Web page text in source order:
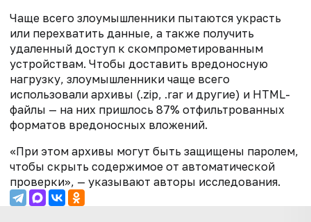
Чаще всего злоумышленники пытаются украсть
или перехватить данные, а также получить
удаленный доступ к скомпрометированным
устройствам. Чтобы доставить вредоносную
нагрузку, злоумышленники чаще всего
использовали архивы (.zip, .rar и другие) и HTML-
файлы — на них пришлось 87% отфильтрованных
форматов вредоносных вложений.
«При этом архивы могут быть защищены паролем,
чтобы скрыть содержимое от автоматической
проверки», — указывают авторы исследования.